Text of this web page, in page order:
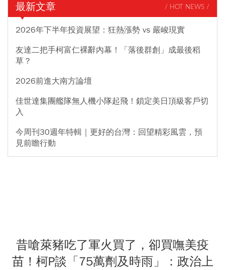
最新文章 / HOT NEWS /
2026年下半年投資展望：狂熱漲勢 vs 嚴峻現實
友達二把手柯富仁裸辭內幕！「落後群創」成最後稻
草？
2026前進大南方論壇
佳世達集團艦隊無人機小隊起飛！鎖定美日頂級客戶切
入
今周刊30週年特輯｜更好的台灣：回望精彩風雲，預
見前瞻行動
昔嗆萊豬吃了軍火買了，卻買嘸美疫
苗！柯P談「75萬劑及時雨」：政治上